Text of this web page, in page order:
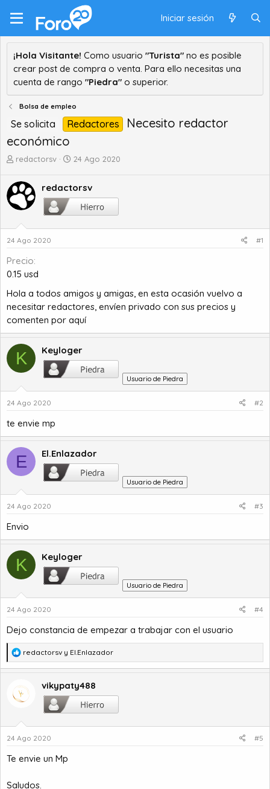
Iniciar sesión
¡Hola Visitante! Como usuario "Turista" no es posible
crear post de compra o venta. Para ello necesitas una
cuenta de rango "Piedra" o superior.
Bolsa de empleo
Se solicita Redactores
Necesito redactor
económico
A
t
o
r
e
t
m
a
redactorsv
F
h
d
e
o
24 Ago 2020
redactorsv
24 Ago 2020 #1
Precio
0.15 usd
Hola a todos amigos y amigas, en esta ocasión vuelvo a
necesitar redactores, envíen privado con sus precios y
comenten por aquí
K Keyloger
Usuario de Piedra
24 Ago 2020 #2
te envie mp
E El.Enlazador
Usuario de Piedra
24 Ago 2020 #3
Envio
K Keyloger
Usuario de Piedra
24 Ago 2020 #4
Dejo constancia de empezar a trabajar con el usuario
R
e
c
n
e
:
redactorsv y El.Enlazador
vikypaty488
24 Ago 2020 #5
Te envie un Mp
Saludos.